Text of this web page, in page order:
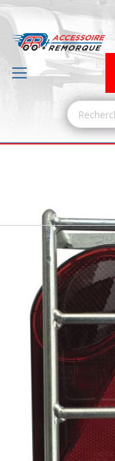
the
images
gallery